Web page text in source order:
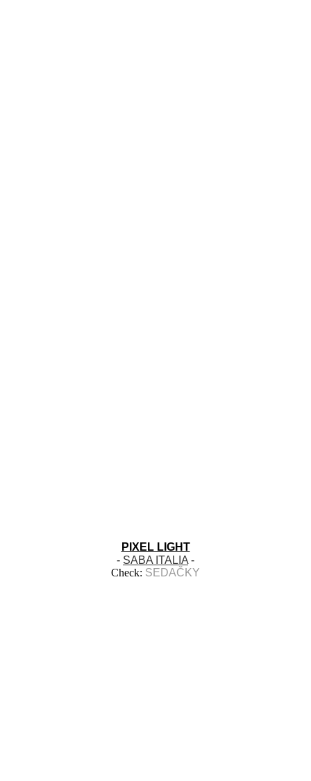
PIXEL LIGHT
- SABA ITALIA -
Check: SEDAČKY